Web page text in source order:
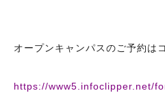
オープンキャンパスのご予約は
https://www5.infoclipper.net/